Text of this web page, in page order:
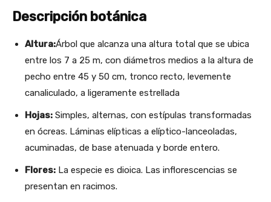
Descripción botánica
Altura:Árbol que alcanza una altura total que se ubica
entre los 7 a 25 m, con diámetros medios a la altura de
pecho entre 45 y 50 cm, tronco recto, levemente
canaliculado, a ligeramente estrellada
Hojas: Simples, alternas, con estípulas transformadas
en ócreas. Láminas elípticas a elíptico-lanceoladas,
acuminadas, de base atenuada y borde entero.
Flores: La especie es dioica. Las inflorescencias se
presentan en racimos.